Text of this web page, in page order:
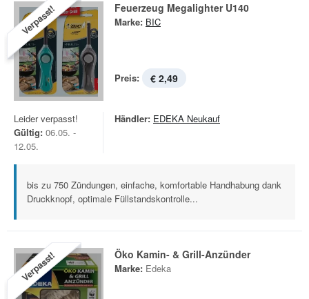
Verpasst! Feuerzeug Megalighter U140
Marke: BIC
Preis: € 2,49
Leider verpasst!
Gültig: 06.05. -
12.05.
Händler: EDEKA Neukauf
bis zu 750 Zündungen, einfache, komfortable Handhabung dank
Druckknopf, optimale Füllstandskontrolle...
Verpasst! Öko Kamin- & Grill-Anzünder
Marke: Edeka